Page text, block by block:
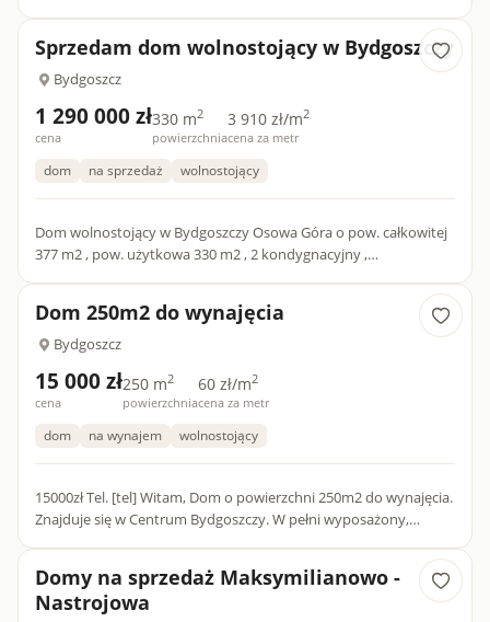
Sprzedam dom wolnostojący w Bydgoszczy
Bydgoszcz
1 290 000 zł
cena
330 m2
powierzchnia
3 910 zł/m2
cena za metr
dom na sprzedaż wolnostojący
Dom wolnostojący w Bydgoszczy Osowa Góra o pow. całkowitej
377 m2 , pow. użytkowa 330 m2 , 2 kondygnacyjny ,
Dom 250m2 do wynajęcia
Bydgoszcz
15 000 zł
cena
250 m2
powierzchnia
60 zł/m2
cena za metr
dom na wynajem wolnostojący
15000zł Tel. [tel] Witam, Dom o powierzchni 250m2 do wynajęcia.
Znajduje się w Centrum Bydgoszczy. W pełni wyposażony,
Domy na sprzedaż Maksymilianowo -
Nastrojowa